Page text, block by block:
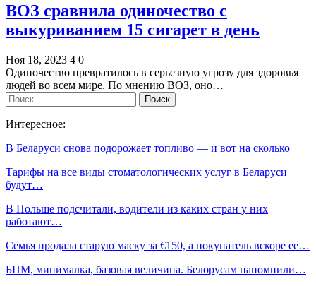
ВОЗ сравнила одиночество с
выкуриванием 15 сигарет в день
Ноя 18, 2023 4 0
Одиночество превратилось в серьезную угрозу для здоровья
людей во всем мире. По мнению ВОЗ, оно…
Интересное:
В Беларуси снова подорожает топливо — и вот на сколько
Тарифы на все виды стоматологических услуг в Беларуси
будут…
В Польше подсчитали, водители из каких стран у них
работают…
Семья продала старую маску за €150, а покупатель вскоре ее…
БПМ, минималка, базовая величина. Белорусам напомнили…